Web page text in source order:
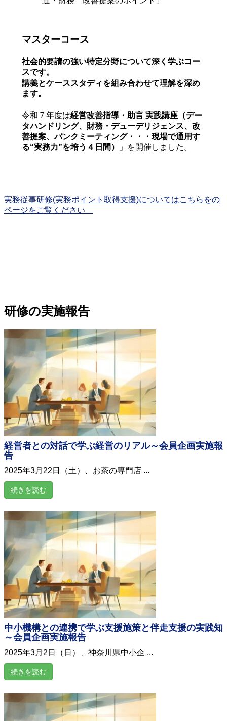
マスターコース
社会的要請の強い特定分野について深く学ぶコー
スです。
講義とケーススタディを組み合わせて理解を深め
ます。
令和７年度は経営改善指導・助言 実践講座（デー
タハンドリング、財務・デューデリジェンス、改
善提案、バンクミーティング・・・現場で通用す
る“実務力”を培う４日間）
」を開催しました。
実務従事研修(実務ポイント取得支援)についてはこちらをの
ページをご覧ください
研修の実施報告
経営者との対話で学ぶ経営のリアル～会員企画実施報
告
2025年3月22日（土）、お茶の専門店 ...
続きを読む
中小機構との連携で学ぶ支援施策と伴走支援の実践知
～会員企画実施報告
2025年3月2日（日）、神奈川県中小企 ...
続きを読む